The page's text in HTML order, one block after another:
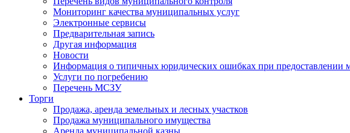
Мониторинг качества муниципальных услуг
Электронные сервисы
Предварительная запись
Другая информация
Новости
Информация о типичных юридических ошибках при предоставлении
Услуги по погребению
Перечень МСЗУ
Торги
Продажа, аренда земельных и лесных участков
Продажа муниципального имущества
Аренда муниципальной казны